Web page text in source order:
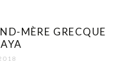
MÈRE GRECQUE